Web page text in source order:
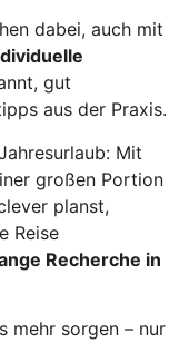
dabei, auch mit
gut
aus der Praxis.
Mit
großen Portion
planst,
Reise
Recherche in
mehr sorgen – nur